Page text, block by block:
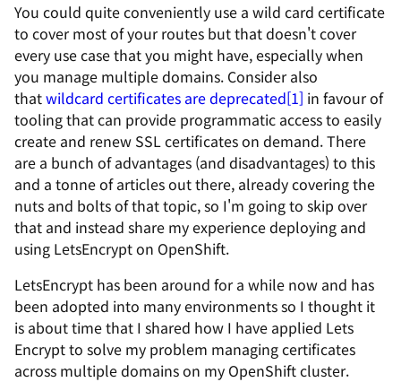
You could quite conveniently use a wild card certificate
to cover most of your routes but that doesn't cover
every use case that you might have, especially when
you manage multiple domains. Consider also
thatwildcard certificates are deprecated[1] in favour of
tooling that can provide programmatic access to easily
create and renew SSL certificates on demand. There
are a bunch of advantages (and disadvantages) to this
and a tonne of articles out there, already covering the
nuts and bolts of that topic, so I'm going to skip over
that and instead share my experience deploying and
using LetsEncrypt on OpenShift.
LetsEncrypt has been around for a while now and has
been adopted into many environments so I thought it
is about time that I shared how I have applied Lets
Encrypt to solve my problem managing certificates
across multiple domains on my OpenShift cluster.